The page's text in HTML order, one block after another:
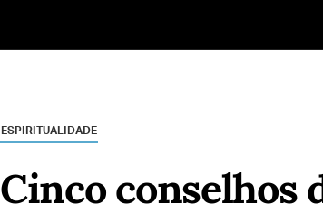
ESPIRITUALIDADE
Cinco conselhos